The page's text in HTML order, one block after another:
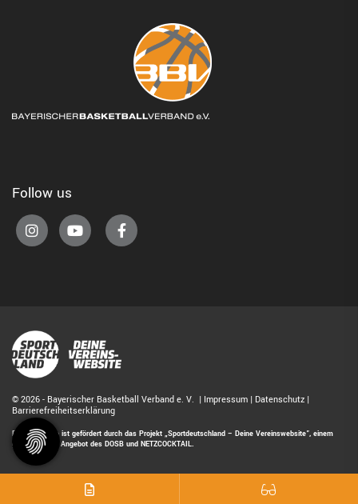
Follow us
© 2026 - Bayerischer Basketball Verband e. V. | Impressum | Datenschutz |
Barrierefreiheitserklärung
Diese Website ist gefördert durch das Projekt „Sportdeutschland – Deine Vereinswebsite”, einem
gemeinsamen Angebot des DOSB und NETZCOCKTAIL.